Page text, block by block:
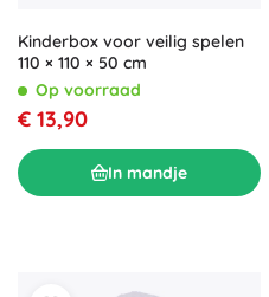
Kinderbox voor veilig spelen
110 × 110 × 50 cm
Op voorraad
€ 13,90
In mandje